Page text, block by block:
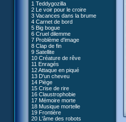
1 Teddygozilla
2 Le voir pour le croire
3 Vacances dans la brume
4 Carnet de bord
5 Big bogue
6 Cruel dilemme
7 Problème d'image
8 Clap de fin
9 Satellite
10 Créature de rêve
11 Enragés
12 Attaque en piqué
13 D'un cheveu
14 Piège
15 Crise de rire
16 Claustrophobie
17 Mémoire morte
18 Musique mortelle
19 Frontière
20 L'âme des robots
27 Nouvelle donne
28 Terre inconnue
29 Exploration
30 Un grand jour
31 Mister Pück
32 Saint Valentin
33 Mix final
34 Chaînon manquant
35 Les jeux sont faits
36 Marabounta
37 Intérêt commun
38 Tentation
39 Mauvaise conduite
40 Contagion
41 Ultimatum
42 Désordre
43 Mon meilleur ennemi
66 Renaissance
67 Mauvaise réplique
68 Première partie
69 Double foyer
70 Skidbladnir
71 Premier voyage
72 Leçon de choses
73 Réplika
74 Je préfère ne pas en parler !
75 Corps céleste
76 Le lac
77 Torpilles virtuelles
78 Expérience
79 Arachnophobie
#01 - XANA 2.0
#02 - Cortex
#03 - Spectromania
#04 - Madame Einstein
#05 - Rivalité
#06 - Soupçons
#07 - Compte-à-rebours
#08 - Virus